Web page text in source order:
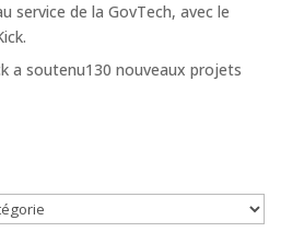
service de la GovTech, avec le
a soutenu130 nouveaux projets